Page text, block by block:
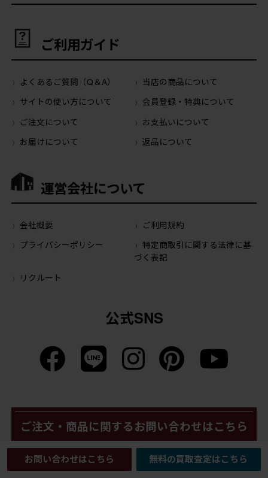
ご利用ガイド
よくあるご質問（Q＆A）
当店の商品について
サイトの使い方について
会員登録・特典について
ご注文について
お支払いについて
お届けについて
返品について
運営会社について
会社概要
ご利用規約
プライバシーポリシー
特定商取引に関する法律に基
づく表記
リクルート
公式SNS
ご注文・商品に関するお問い合わせはこちら
お問い合わせはこちら 無料の買取査定はこちら